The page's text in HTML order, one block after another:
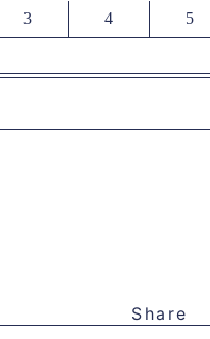
3 4 5
Share